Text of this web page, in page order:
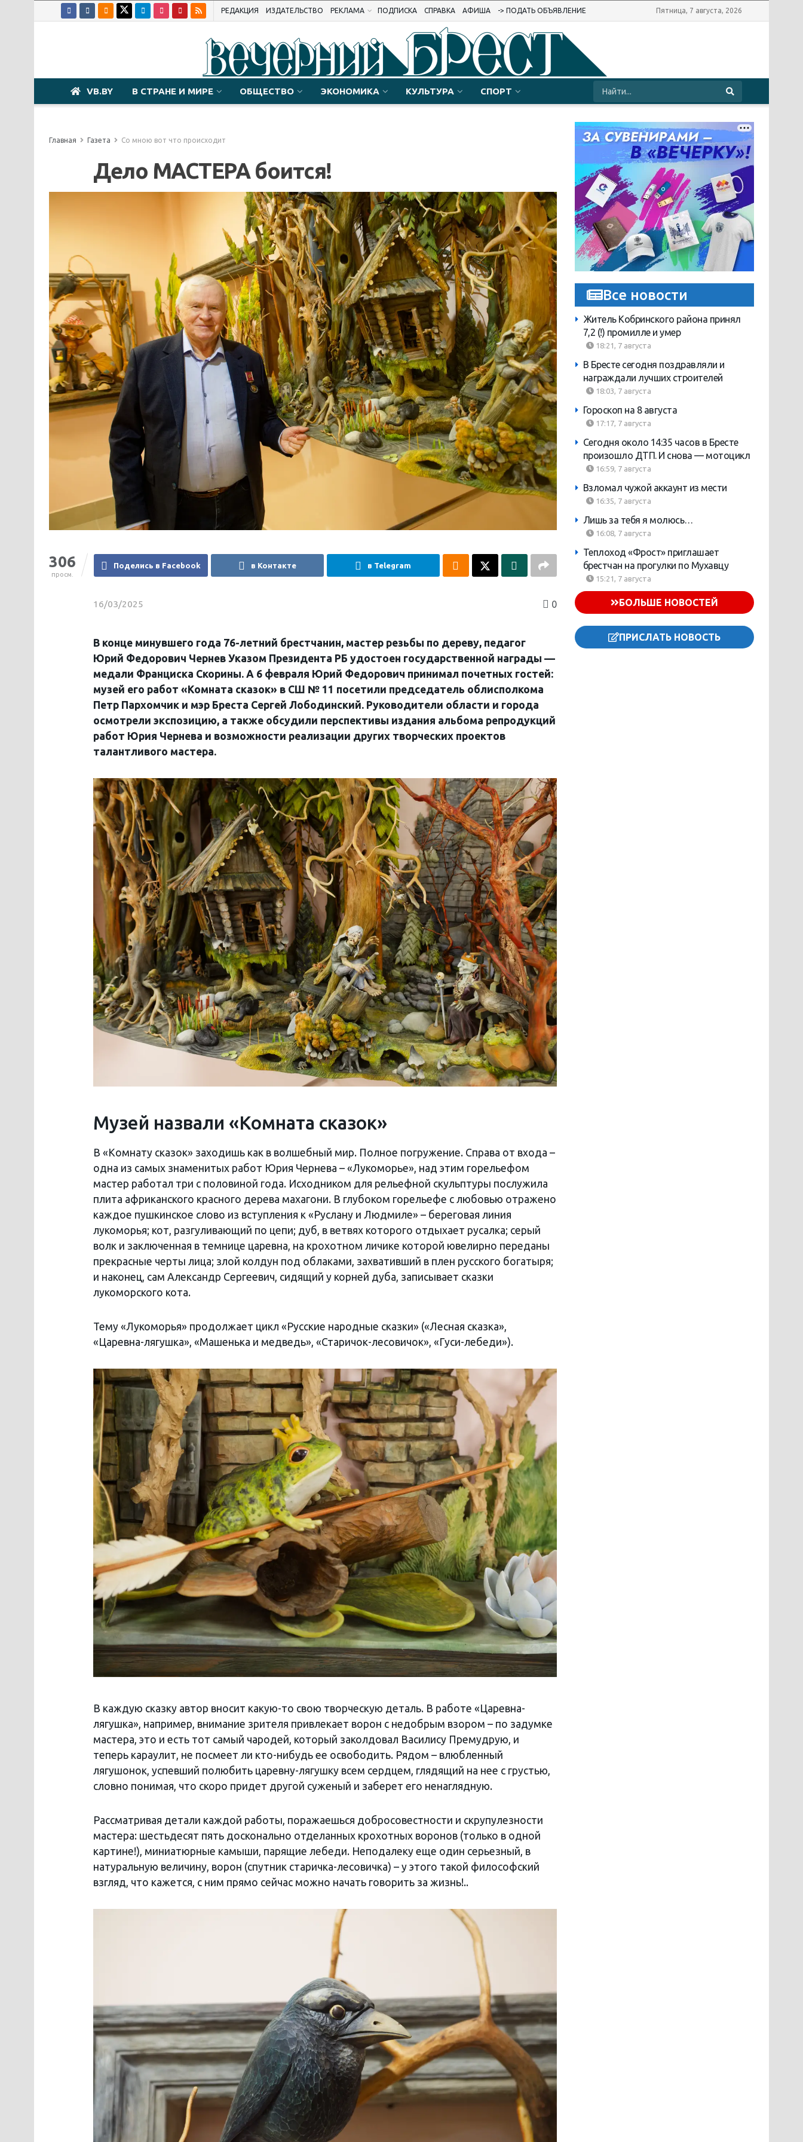
РЕДАКЦИЯ ИЗДАТЕЛЬСТВО РЕКЛАМА ПОДПИСКА СПРАВКА АФИША -> ПОДАТЬ ОБЪЯВЛЕНИЕ Пятница, 7 августа, 2026
VB.BY В СТРАНЕ И МИРЕ ОБЩЕСТВО ЭКОНОМИКА КУЛЬТУРА СПОРТ
Главная Газета Со мною вот что происходит
Дело МАСТЕРА боится!
306
просм.
Поделись в Facebook в Контакте в Telegram
16/03/2025 0
В конце минувшего года 76-летний брестчанин, мастер резьбы по дереву, педагог
Юрий Федорович Чернев Указом Президента РБ удостоен государственной награды —
медали Франциска Скорины. А 6 февраля Юрий Федорович принимал почетных гостей:
музей его работ «Комната сказок» в СШ № 11 посетили председатель облисполкома
Петр Пархомчик и мэр Бреста Сергей Лободинский. Руководители области и города
осмотрели экспозицию, а также обсудили перспективы издания альбома репродукций
работ Юрия Чернева и возможности реализации других творческих проектов
талантливого мастера.
Музей назвали «Комната сказок»
В «Комнату сказок» заходишь как в волшебный мир. Полное погружение. Справа от входа –
одна из самых знаменитых работ Юрия Чернева – «Лукоморье», над этим горельефом
мастер работал три с половиной года. Исходником для рельефной скульптуры послужила
плита африканского красного дерева махагони. В глубоком горельефе с любовью отражено
каждое пушкинское слово из вступления к «Руслану и Людмиле» – береговая линия
лукоморья; кот, разгуливающий по цепи; дуб, в ветвях которого отдыхает русалка; серый
волк и заключенная в темнице царевна, на крохотном личике которой ювелирно переданы
прекрасные черты лица; злой колдун под облаками, захвативший в плен русского богатыря;
и наконец, сам Александр Сергеевич, сидящий у корней дуба, записывает сказки
лукоморского кота.
Тему «Лукоморья» продолжает цикл «Русские народные сказки» («Лесная сказка»,
«Царевна-лягушка», «Машенька и медведь», «Старичок-лесовичок», «Гуси-лебеди»).
В каждую сказку автор вносит какую-то свою творческую деталь. В работе «Царевна-
лягушка», например, внимание зрителя привлекает ворон с недобрым взором – по задумке
мастера, это и есть тот самый чародей, который заколдовал Василису Премудрую, и
теперь караулит, не посмеет ли кто-нибудь ее освободить. Рядом – влюбленный
лягушонок, успевший полюбить царевну-лягушку всем сердцем, глядящий на нее с грустью,
словно понимая, что скоро придет другой суженый и заберет его ненаглядную.
Рассматривая детали каждой работы, поражаешься добросовестности и скрупулезности
мастера: шестьдесят пять досконально отделанных крохотных воронов (только в одной
картине!), миниатюрные камыши, парящие лебеди. Неподалеку еще один серьезный, в
натуральную величину, ворон (спутник старичка-лесовичка) – у этого такой философский
взгляд, что кажется, с ним прямо сейчас можно начать говорить за жизнь!..
Все новости
Житель Кобринского района принял
7,2 (!) промилле и умер
18:21, 7 августа
В Бресте сегодня поздравляли и
награждали лучших строителей
18:03, 7 августа
Гороскоп на 8 августа
17:17, 7 августа
Сегодня около 14:35 часов в Бресте
произошло ДТП. И снова — мотоцикл
16:59, 7 августа
Взломал чужой аккаунт из мести
16:35, 7 августа
Лишь за тебя я молюсь…
16:08, 7 августа
Теплоход «Фрост» приглашает
брестчан на прогулки по Мухавцу
15:21, 7 августа
БОЛЬШЕ НОВОСТЕЙ
ПРИСЛАТЬ НОВОСТЬ